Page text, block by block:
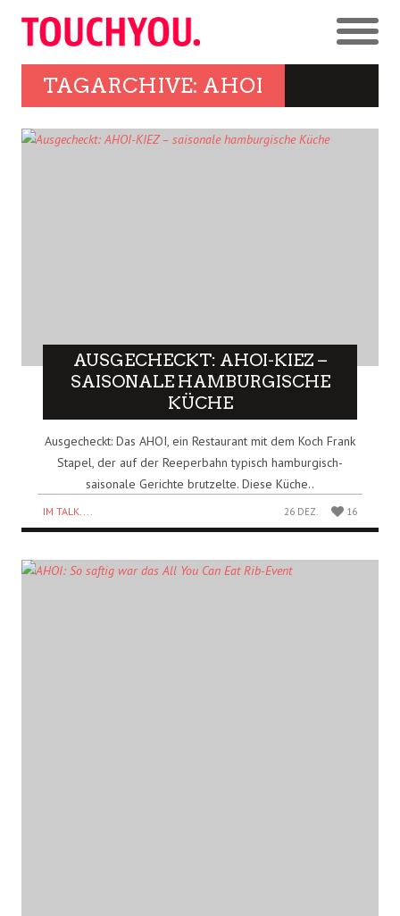
TAGARCHIVE: AHOI
AUSGECHECKT: AHOI-KIEZ –
SAISONALE HAMBURGISCHE
KÜCHE
Ausgecheckt: Das AHOI, ein Restaurant mit dem Koch Frank
Stapel, der auf der Reeperbahn typisch hamburgisch-
saisonale Gerichte brutzelte. Diese Küche..
IM TALK.... 26 DEZ. 16